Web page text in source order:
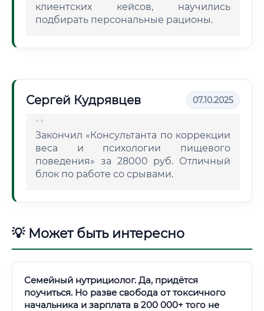
клиентских кейсов, научились
подбирать персональные рационы.
Сергей Кудрявцев 07.10.2025
Закончил «Консультанта по коррекции
веса и психологии пищевого
поведения» за 28000 руб. Отличный
блок по работе со срывами.
💡 Может быть интересно
Семейный нутрициолог. Да, придётся
поучиться. Но разве свобода от токсичного
начальника и зарплата в 200 000+ того не